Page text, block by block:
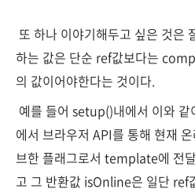
또 하나 이야기해두고 싶은 것은
하는 값은 단순 ref값보다는
의 값이어야한다는 것이다.
예를 들어 setup()내에서 이와
에서 브라우저 API를 통해 현재
브한 플래그로서 template에 전
고 그 반환값 isOnline은 일단 ref